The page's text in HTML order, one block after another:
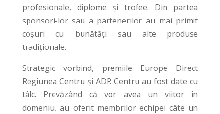
profesionale, diplome și trofee. Din partea
sponsori-lor sau a partenerilor au mai primit
coșuri cu bunătăți sau alte produse
tradiționale.
Strategic vorbind, premiile Europe Direct
Regiunea Centru și ADR Centru au fost date cu
tâlc. Prevăzând că vor avea un viitor în
domeniu, au oferit membrilor echipei câte un